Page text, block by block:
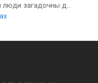
люди загадочны д...